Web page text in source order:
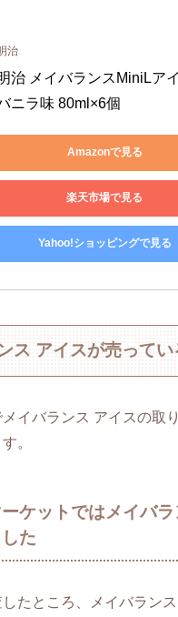
治
治 メイバランスMiniLア
ニラ味 80ml×6個
Amazonで見る
楽天市場で見る
Yahoo!ショッピングで見る
ス アイスが売ってい
イバランス アイスの取
。
ケットではメイバ
た
たところ、メイバラン